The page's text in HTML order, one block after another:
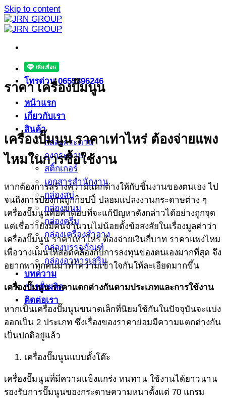
Skip to content
โทรด่วน 0655396246
หน้าแรก
เกี่ยวกับเรา
สินค้า
กล่องกระดาษ
ถุงกระดาษ
สติ๊กเกอร์
เอกสารสำนักงาน
กล่องสบู่
กล่องขนม
กล่องครีม
กล่องเครื่องสำอาง
กล่องบรรจุภัณฑ์
กล่องอาหารเสริม
บทความ
การสั่งผลิด
ติดต่อเรา
ราคา เครื่องปั๊มนูน
เครื่องปั๊มนูน ราคาเท่าไหร่ ต้องจ่ายแพง
ไหมในการซื้อใช้งาน
หากต้องการสร้างความแตกต่างให้กับชิ้นงานของตนเอง ไป
จนถึงการป้องกันถูกก็อปปี้ ปลอมแปลงงานกระดาษต่าง ๆ
เครื่องปั๊มนูนคือคำตอบที่จะแก้ปัญหาดังกล่าวได้อย่างถูกจุด
แต่เชื่อว่ายังมีคนจำนวนไม่น้อยตั้งข้อสงสัยในเรื่องมูลค่าว่า
เครื่องปั๊มนูน ราคาเท่าไหร่ ต้องจ่ายเงินกี่บาท ราคาแพงไหม
เพื่อวางแผนให้สอดคล้องกับการลงทุนของตนเองมากที่สุด จึง
อยากพาทุกคนมาทำความเข้าใจกันให้ละเอียดมากขึ้น
เครื่องปั๊มนูน ราคาแตกต่างกันตามประเภทและการใช้งาน
หากเป็นเครื่องปั๊มนูนขนาดเล็กที่นิยมใช้กันในปัจจุบันจะแบ่ง
ออกเป็น 2 ประเภท ซึ่งเรื่องของราคาย่อมมีความแตกต่างกัน
เป็นปกติอยู่แล้ว
เครื่องปั๊มนูนแบบตั้งโต๊ะ
เครื่องปั๊มนูนที่มีความแข็งแกร่ง ทนทาน ใช้งานได้ยาวนาน
รองรับการปั๊มนูนของกระดาษความหนาตั้งแต่ 70 แกรม